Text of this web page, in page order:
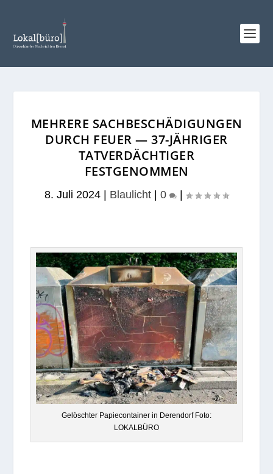
MEHRERE SACHBESCHÄDIGUNGEN
DURCH FEUER — 37-JÄHRIGER
TATVERDÄCHTIGER
FESTGENOMMEN
8. Juli 2024 Blaulicht 0
Gelösch­ter Papie­con­tai­ner in Deren­dorf Foto:
LOKALBÜRO